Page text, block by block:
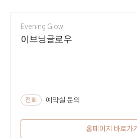
Evening Glow
이브닝글로우
전화 예약실 문의
홈페이지 바로가기